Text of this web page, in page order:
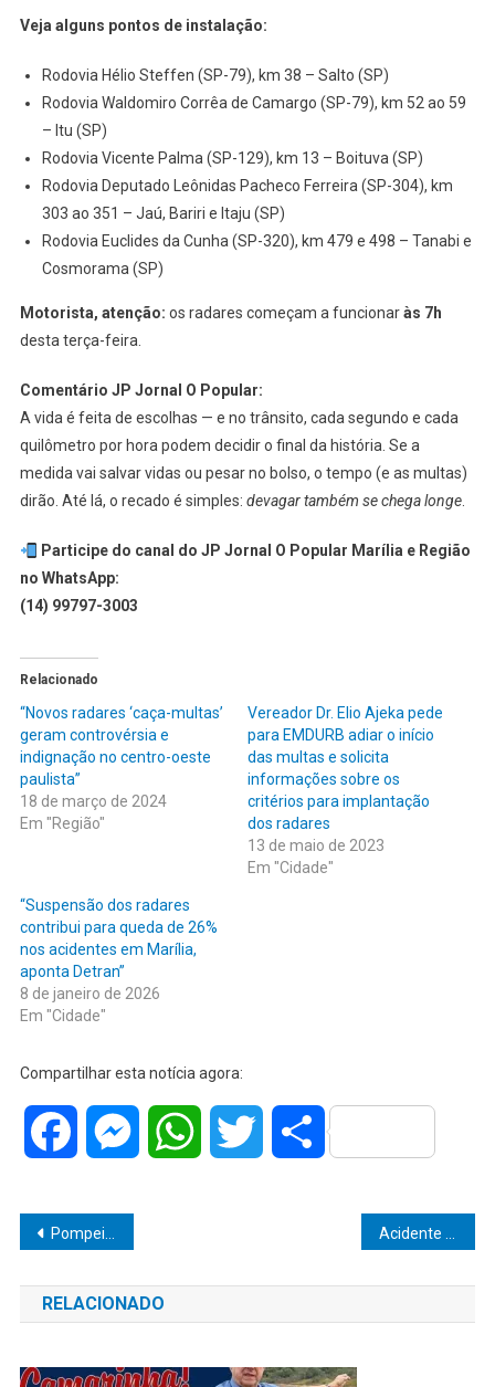
Veja alguns pontos de instalação:
Rodovia Hélio Steffen (SP-79), km 38 – Salto (SP)
Rodovia Waldomiro Corrêa de Camargo (SP-79), km 52 ao 59
– Itu (SP)
Rodovia Vicente Palma (SP-129), km 13 – Boituva (SP)
Rodovia Deputado Leônidas Pacheco Ferreira (SP-304), km
303 ao 351 – Jaú, Bariri e Itaju (SP)
Rodovia Euclides da Cunha (SP-320), km 479 e 498 – Tanabi e
Cosmorama (SP)
Motorista, atenção: os radares começam a funcionaràs 7h
desta terça-feira.
Comentário JP Jornal O Popular:
A vida é feita de escolhas — e no trânsito, cada segundo e cada
quilômetro por hora podem decidir o final da história. Se a
medida vai salvar vidas ou pesar no bolso, o tempo (e as multas)
dirão. Até lá, o recado é simples: devagar também se chega longe.
Participe do canal do JP Jornal O Popular Marília e Região
no WhatsApp:
(14) 99797-3003
Relacionado
“Novos radares ‘caça-multas’
geram controvérsia e
indignação no centro-oeste
paulista”
18 de março de 2024
Em "Região"
Vereador Dr. Elio Ajeka pede
para EMDURB adiar o início
das multas e solicita
informações sobre os
critérios para implantação
dos radares
13 de maio de 2023
Em "Cidade"
“Suspensão dos radares
contribui para queda de 26%
nos acidentes em Marília,
aponta Detran”
8 de janeiro de 2026
Em "Cidade"
Compartilhar esta notícia agora:
Facebook MessengerWhatsAppTwitter Share
Navegação
de
Post
Pompeia de coração aberto para a saúde: prefeito Diogo Ceschim participa de inauguração histórica do Centro de Diagnóstico de Cardiologia Acidente fatal: irmã reconhece corpo de motociclista no local
RELACIONADO